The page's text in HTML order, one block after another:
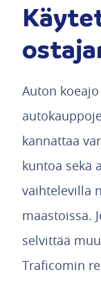
Auton
kannattaa
kuntoa sekä
vaihtelevilla
maastoissa.
selvittää
Traficomin